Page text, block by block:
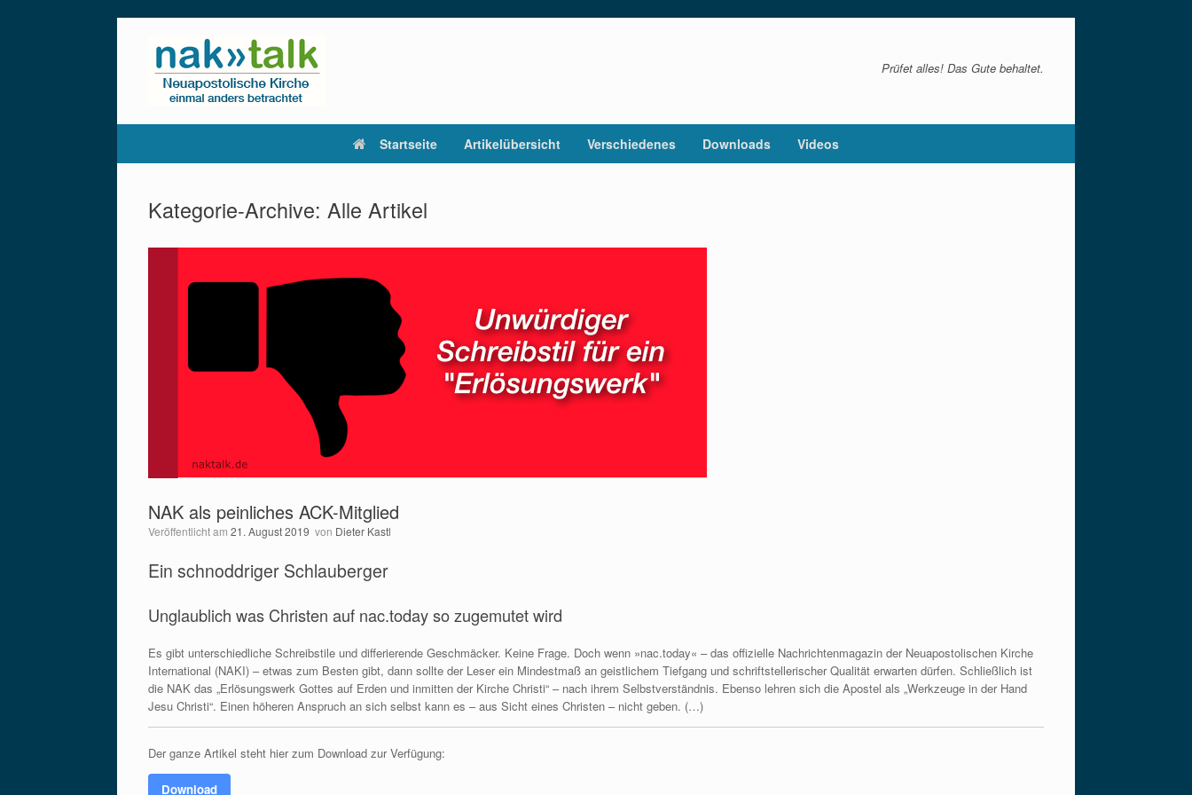
Prüfet alles! Das Gute behaltet.
Startseite Artikelübersicht Verschiedenes Downloads Videos
Kategorie-Archive: Alle Artikel
NAK als peinliches ACK-Mitglied
Veröffentlicht am 21. August 2019 von Dieter Kastl
Ein schnoddriger Schlauberger
Unglaublich was Christen auf nac.today so zugemutet wird
Es gibt unterschiedliche Schreibstile und differierende Geschmäcker. Keine Frage. Doch wenn »nac.today« – das offizielle Nachrichtenmagazin der Neuapostolischen Kirche
International (NAKI) – etwas zum Besten gibt, dann sollte der Leser ein Mindestmaß an geistlichem Tiefgang und schriftstellerischer Qualität erwarten dürfen. Schließlich ist
die NAK das „Erlösungswerk Gottes auf Erden und inmitten der Kirche Christi“ – nach ihrem Selbstverständnis. Ebenso lehren sich die Apostel als „Werkzeuge in der Hand
Jesu Christi“. Einen höheren Anspruch an sich selbst kann es – aus Sicht eines Christen – nicht geben. (…)
Der ganze Artikel steht hier zum Download zur Verfügung:
Download